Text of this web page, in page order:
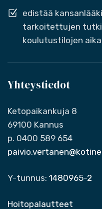
edistää
tarkoitettujen
koulutustilojen
Yhteystiedot
Ketopaikankuja 8
69100 Kannus
p. 0400 589 654
Y-tunnus: 1480965-2
Hoitopalautteet